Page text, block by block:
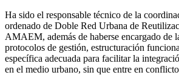
Ha sido el responsable técnico de la
ordenado de Doble Red Urbana de
AMAEM, además de haberse encargado de
protocolos de gestión, estructuración
específica adecuada para facilitar la
en el medio urbano, sin que entre en